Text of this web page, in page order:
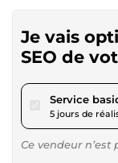
Je vais
SEO de
Service
5 jours de
Ce vendeur